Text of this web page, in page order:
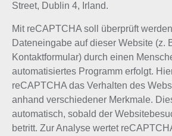
Street, Dublin 4, Irland.
Mit reCAPTCHA soll überprüft
Dateneingabe auf dieser Website (z.
Kontaktformular) durch einen
automatisiertes Programm erfolgt.
reCAPTCHA das Verhalten des
anhand verschiedener Merkmale.
automatisch, sobald der
betritt. Zur Analyse wertet